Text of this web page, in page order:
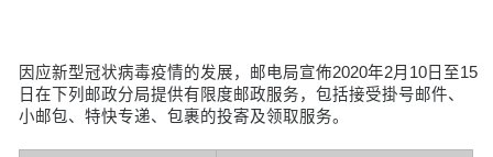
因应新型冠状病毒疫情的发展，邮电局宣佈2020年2月10日至15
日在下列邮政分局提供有限度邮政服务，包括接受掛号邮件、
小邮包、特快专递、包裹的投寄及领取服务。